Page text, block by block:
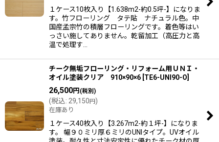
１ケース10枚入り【1.638m2-約0.5坪-】になりま
す。竹フローリング タテ貼 ナチュラル色。中
国産孟宗竹の積層フローリングです。着色等はい
っさい施してありません。乾留加工（高圧力と高
温で処理す…
チーク無垢フローリング・リフォーム用ＵＮＩ・
オイル塗装クリア 910×90×6 TE6-UNI90-O
26,500円 (税別)
(税込: 29,150円)
在庫あり
１ケース40枚入り【3.267m2-約１坪-】になりま
す。 幅９０ミリ厚６ミリのUNIタイプ。UVオイル